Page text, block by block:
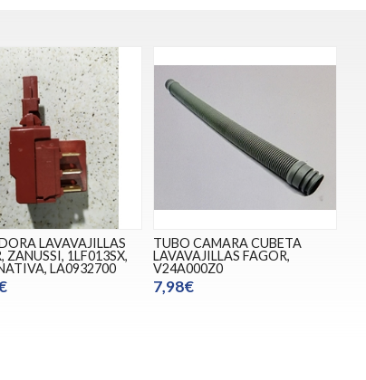
LAVAVAJILLAS
ZANUSSI, 1LF013SX,
LA0932700
TUBO CAMARA CUBETA
LAVAVAJILLAS FAGOR,
V24A000Z0
7,98€